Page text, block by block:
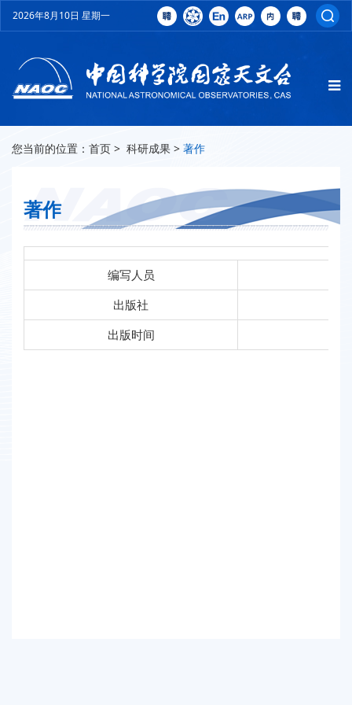
2026年8月10日 星期一
您当前的位置： 首页 > 科研成果 > 著作
著作
编写人员
出版社
出版时间